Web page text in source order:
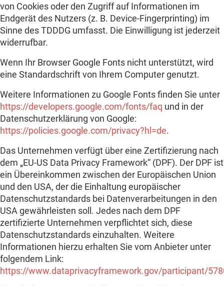
von Cookies oder den Zugriff auf Informationen im
Endgerät des Nutzers (z. B. Device-Fingerprinting) im
Sinne des TDDDG umfasst. Die Einwilligung ist jederzeit
widerrufbar.
Wenn Ihr Browser Google Fonts nicht unterstützt, wird
eine Standardschrift von Ihrem Computer genutzt.
Weitere Informationen zu Google Fonts finden Sie unter
https://developers.google.com/fonts/faq und in der
Datenschutzerklärung von Google:
https://policies.google.com/privacy?hl=de.
Das Unternehmen verfügt über eine Zertifizierung nach
dem „EU-US Data Privacy Framework“ (DPF). Der DPF ist
ein Übereinkommen zwischen der Europäischen Union
und den USA, der die Einhaltung europäischer
Datenschutzstandards bei Datenverarbeitungen in den
USA gewährleisten soll. Jedes nach dem DPF
zertifizierte Unternehmen verpflichtet sich, diese
Datenschutzstandards einzuhalten. Weitere
Informationen hierzu erhalten Sie vom Anbieter unter
folgendem Link:
https://www.dataprivacyframework.gov/participant/